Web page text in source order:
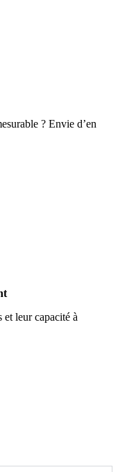
? Envie d’en
leur capacité à